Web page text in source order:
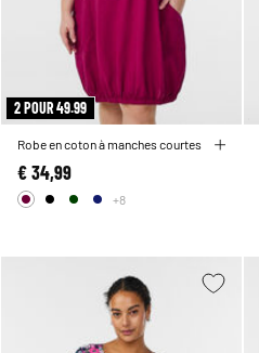
2 POUR 49.99
Robe en coton à manches courtes
€ 34,99
+8